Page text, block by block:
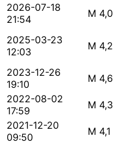
2026-07-18
21:54
M 4,0
2025-03-23
12:03
M 4,2
2023-12-26
19:10
M 4,6
2022-08-02
17:59
M 4,3
2021-12-20
09:50
M 4,1